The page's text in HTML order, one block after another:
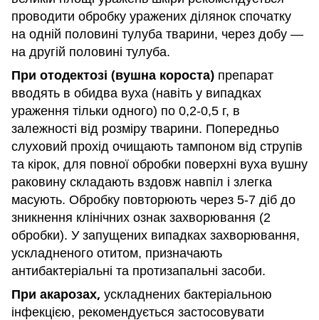
проводити обробку уражених ділянок спочатку
на одній половині тулуба тварини, через добу —
на другій половині тулуба.
При отодектозі (вушна короста) препарат
вводять в обидва вуха (навіть у випадках
ураження тільки одного) по 0,2-0,5 г, в
залежності від розміру тварини. Попередньо
слуховий прохід очищають тампоном від струпів
та кірок, для повної обробки поверхні вуха вушну
раковину складають вздовж навпіл і злегка
масують. Обробку повторюють через 5-7 діб до
зникнення клінічних ознак захворювання (2
обробки). У запущених випадках захворювання,
ускладненого отитом, призначають
антибактеріальні та протизапальні засоби.
При акарозах, ускладнених бактеріальною
інфекцією, рекомендується застосовувати